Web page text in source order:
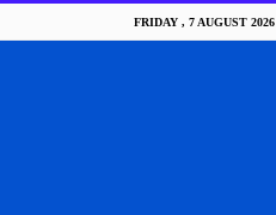
FRIDAY , 7 AUGUST 2026